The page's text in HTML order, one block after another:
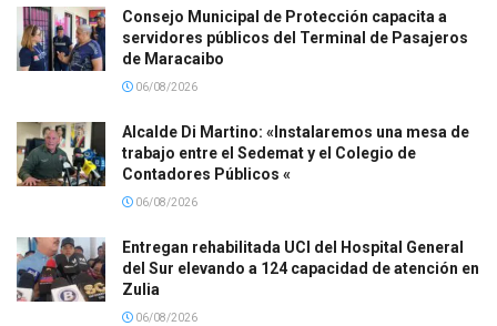
Consejo Municipal de Protección capacita a
servidores públicos del Terminal de Pasajeros
de Maracaibo
06/08/2026
Alcalde Di Martino: «Instalaremos una mesa de
trabajo entre el Sedemat y el Colegio de
Contadores Públicos «
06/08/2026
Entregan rehabilitada UCI del Hospital General
del Sur elevando a 124 capacidad de atención en
Zulia
06/08/2026